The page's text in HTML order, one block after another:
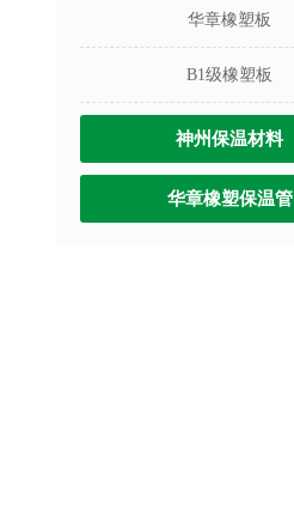
华章橡塑板
B1级橡塑板
神州保温材料
华章橡塑保温管